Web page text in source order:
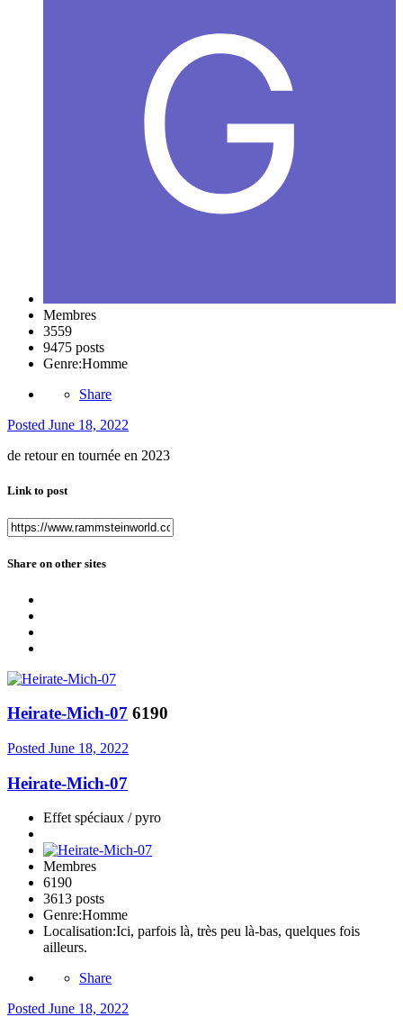
Membres
3559
9475 posts
Genre:Homme
Share
Posted June 18, 2022
de retour en tournée en 2023
Link to post
Share on other sites
Heirate-Mich-07 6190
Posted June 18, 2022
Heirate-Mich-07
Effet spéciaux / pyro
Membres
6190
3613 posts
Genre:Homme
Localisation:Ici, parfois là, très peu là-bas, quelques fois
ailleurs.
Share
Posted June 18, 2022